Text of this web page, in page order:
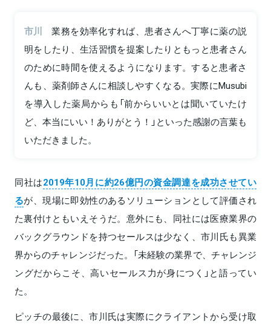
市川
業務を効率化すれば、患者さんへ丁寧に薬の説
明をしたり、生活習慣を提案したりともっと患者さん
のために時間を使えるようになります。すると患者さ
んも、薬剤師さんに相談しやすくなる。実際にMusubi
を導入した薬局からも「前からいいとは聞いていたけ
ど、本当にいい！ありがとう！」といった感謝の言葉も
いただきました。
同社は2019年10月に約26億円の資金調達を成功させてい
るが、現場に即効性のあるソリューションとして評価され
た裏付けともいえそうだ。意外にも、同社には医療業界の
バックグラウンドを持つセールスは少なく、市川氏も異業
界からのチャレンジだった。「未経験の業界で、チャレンジ
ングだからこそ、高いセールス力が身につく」と語ってい
た。
ピッチの最後に、市川氏は実際にクライアントから受け取